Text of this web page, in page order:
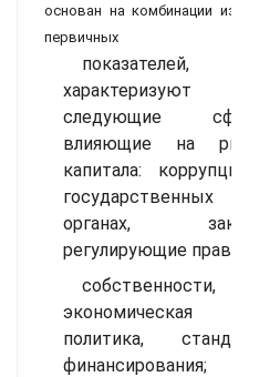
основан на комбинации из пяти
первичных
показателей,
характеризуют их
следующие сферы,
влияющие на рынок
капитала: коррупция в
государственных
органах, законы,
регулирующие права
собственности,
экономическая
политика, стандарты
финансирования;